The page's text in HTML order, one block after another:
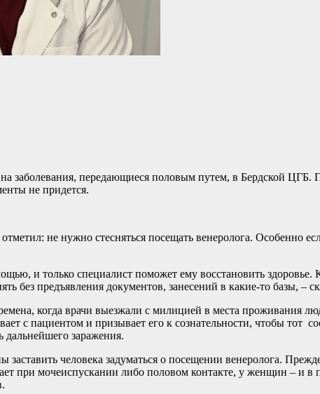
заболевания, передающиеся половым путем, в Бердской ЦГБ.
не придется.
не нужно стесняться посещать венеролога. Особенно
и только специалист поможет ему восстановить
без предъявления документов, занесений в какие-то базы, –
когда врачи выезжали с милицией в места проживания
с пациентом и призывает его к сознательности, чтобы тот
заражения.
человека задуматься о посещении венеролога.
при мочеиспускании либо половом контакте, у женщин – и в